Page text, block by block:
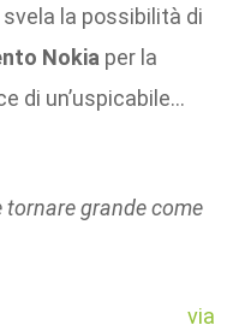
la possibilità di
Nokia per la
di un’uspicabile…
tornare grande come
via